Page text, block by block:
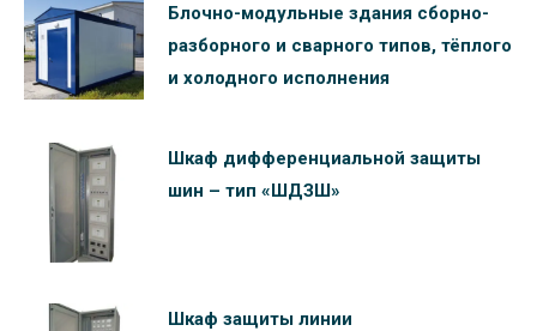
Блочно-модульные здания сборно-
разборного и сварного типов, тёплого
и холодного исполнения
Шкаф дифференциальной защиты
шин – тип «ШДЗШ»
Шкаф защиты линии